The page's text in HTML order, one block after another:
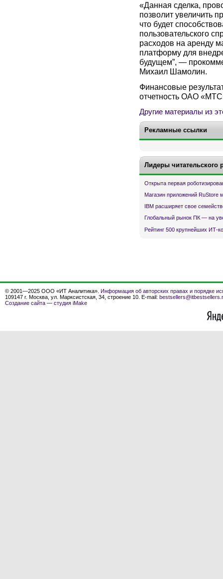
«Данная сделка,
позволит увеличить
что будет
пользовательского
расходов на аренду
платформу для
будущем”, —
Михаил Шамолин.
Финансовые
отчетность ОАО
Другие материалы из
Рекламные ссылки
Лидеры читательского
Открыта первая
Магазин приложений RuStore
IBM расширяет свое
Глобальный рынок ПК — на
Рейтинг 500 крупнейших ИТ-
© 2001—2025 ООО «ИТ Аналитика». Информация об авторских правах и порядке
109147 г. Москва, ул. Марксистская, 34, строение 10. E-mail:
Создание сайта — студия iMake